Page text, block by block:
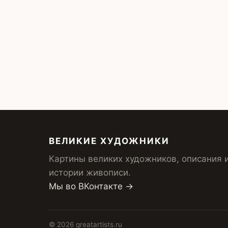
ВЕЛИКИЕ ХУДОЖНИКИ
Картины великих художников, описания
истории живописи.
Мы во ВКонтакте →
© 2026 greatartists.ru